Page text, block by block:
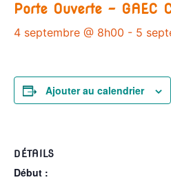
Porte Ouverte – GAEC
4 septembre @ 8h00 - 5
Ajouter au calendrier
DÉTAILS
Début :